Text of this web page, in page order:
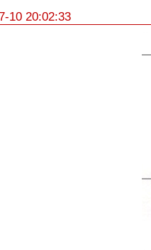
10 20:02:33